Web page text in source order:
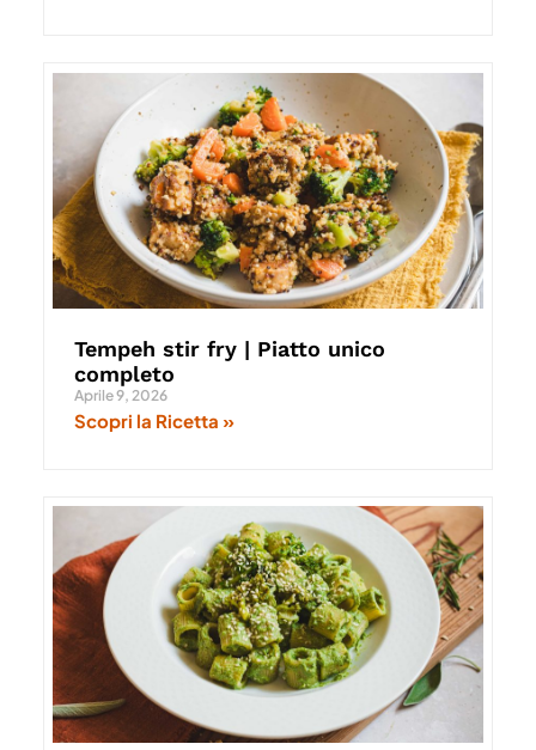
Tempeh stir fry | Piatto unico
completo
Aprile 9, 2026
Scopri la Ricetta »